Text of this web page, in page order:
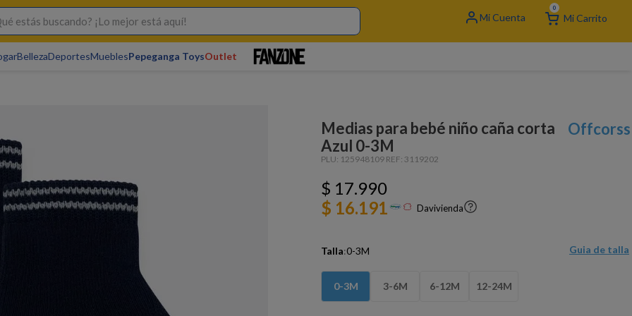
buscando? ¡Lo mejor está aquí! 0
BellezaDeportesMueblesPepeganga ToysOutlet
Medias para bebé niño caña corta
Azul 0-3M
PLU: 125948109 REF: 3119202
Offcorss
$ 17.990
$ 16.191
Davivienda
Talla:0-3M Guia de talla
0-3M 3-6M 6-12M 12-24M